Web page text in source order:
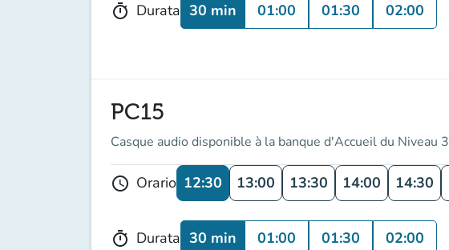
timer Durata 30 min 01:00 01:30 02:00
PC15
Casque audio disponible à la banque d'Accueil du Niveau 3
schedule Orario 12:30 13:00 13:30 14:00 14:30
timer Durata 30 min 01:00 01:30 02:00